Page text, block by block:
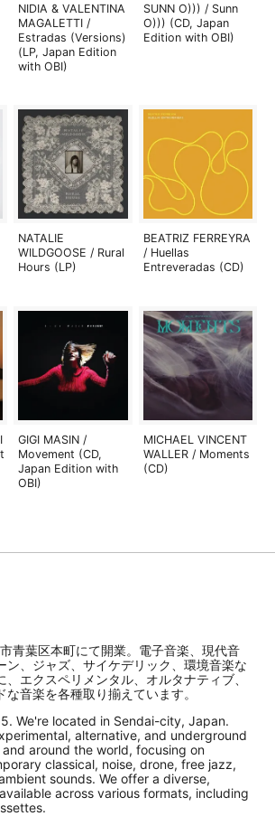
NIDIA & VALENTINA
MAGALETTI /
Estradas (Versions)
(LP, Japan Edition
with OBI)
SUNN O))) / Sunn
O))) (CD, Japan
Edition with OBI)
NATALIE
WILDGOOSE / Rural
Hours (LP)
BEATRIZ FERREYRA
/ Huellas
Entreveradas (CD)
GIGI MASIN /
Movement (CD,
Japan Edition with
OBI)
MICHAEL VINCENT
WALLER / Moments
(CD)
青葉区本町にて開業。電子音楽、現代音
ン、ジャズ、サイケデリック、環境音楽な
、エクスペリメンタル、オルタナティブ、
音楽を各種取り揃えています。
We're located in Sendai-city, Japan.
alternative, and underground
around the world, focusing on
classical, noise, drone, free jazz,
sounds. We offer a diverse,
across various formats, including